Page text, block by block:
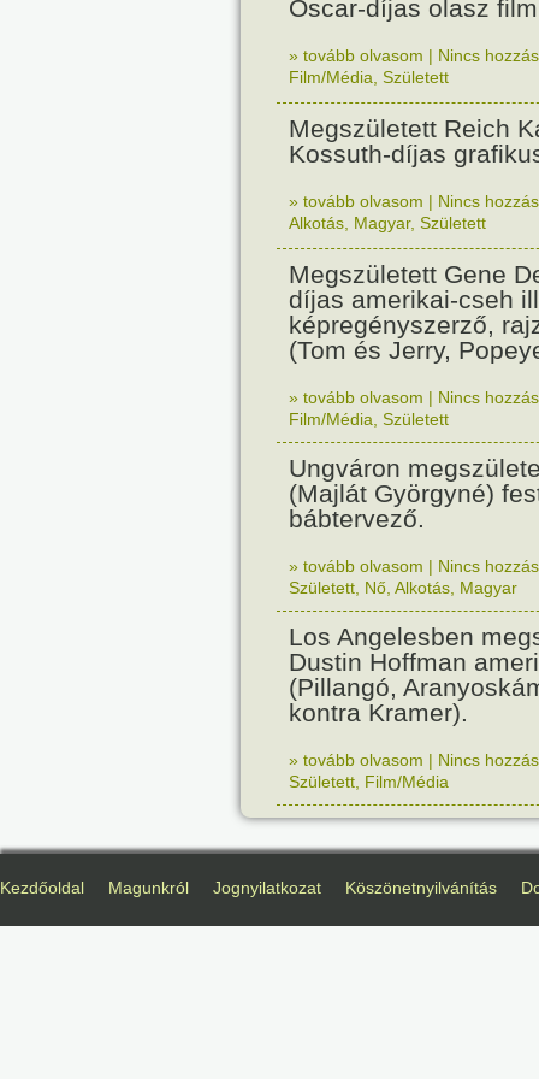
Oscar-díjas olasz
» tovább olvasom | Nincs
Film/Média Született
Megszületett Reich
Kossuth-díjas
» tovább olvasom | Nincs
Alkotás Magyar, Született
Megszületett Gene
díjas amerikai-cseh
képregényszerző,
(Tom és Jerry,
» tovább olvasom | Nincs
Film/Média Született
Ungváron
(Majlát Györgyné)
bábtervező.
» tovább olvasom | Nincs
Született Nő Alkotás Magyar
Los Angelesben
Dustin Hoffman
(Pillangó,
kontra Kramer).
» tovább olvasom | Nincs
Született Film/Média
Kezdőoldal Magunkról Jognyilatkozat Köszönetnyilvánítás